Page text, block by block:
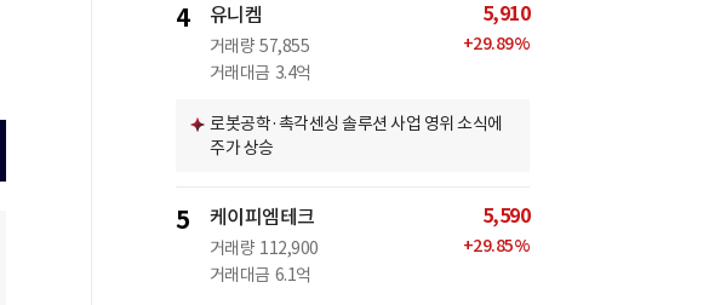
4 유니켐
거래량 57,855
거래대금 3.4억
5,910
+29.89%
로봇공학·촉각센싱 솔루션 사업 영위 소식에
주가 상승
5 케이피엠테크
거래량 112,900
거래대금 6.1억
5,590
+29.85%